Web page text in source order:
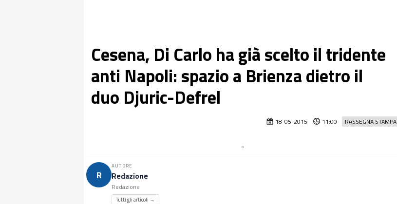
Cesena, Di Carlo ha già scelto il tridente
anti Napoli: spazio a Brienza dietro il
duo Djuric-Defrel
RASSEGNA STAMPA
18-05-2015 11:00
R
AUTORE
Redazione
Redazione
Tutti gli articoli →